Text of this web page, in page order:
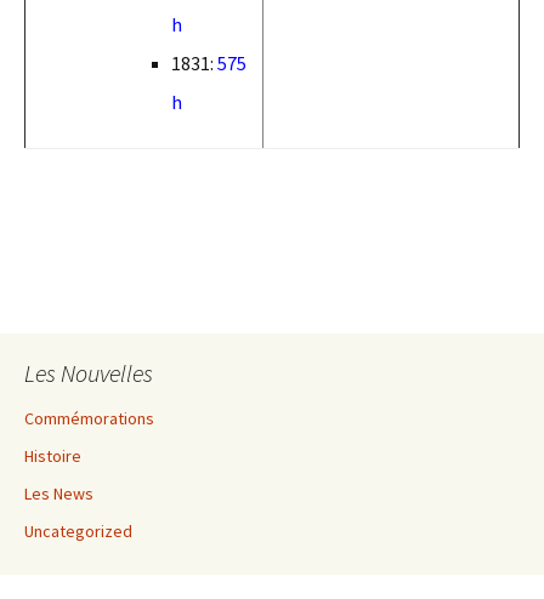
h
1831: 575
h
Les Nouvelles
Commémorations
Histoire
Les News
Uncategorized